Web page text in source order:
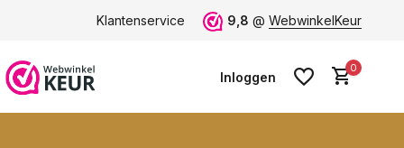
klantbeoordeling 9+ Grootste collectie -ruim 600+
Klantenservice 9,8 @ WebwinkelKeur
Inloggen
0